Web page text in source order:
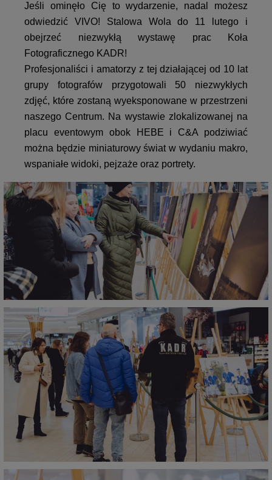
Jeśli ominęło Cię to wydarzenie, nadal możesz
odwiedzić VIVO! Stalowa Wola do 11 lutego i
obejrzeć niezwykłą wystawę prac Koła
Fotograficznego KADR!
Profesjonaliści i amatorzy z tej działającej od 10 lat
grupy fotografów przygotowali 50 niezwykłych
zdjęć, które zostaną wyeksponowane w przestrzeni
naszego Centrum. Na wystawie zlokalizowanej na
placu eventowym obok HEBE i C&A podziwiać
można będzie miniaturowy świat w wydaniu makro,
wspaniałe widoki, pejzaże oraz portrety.